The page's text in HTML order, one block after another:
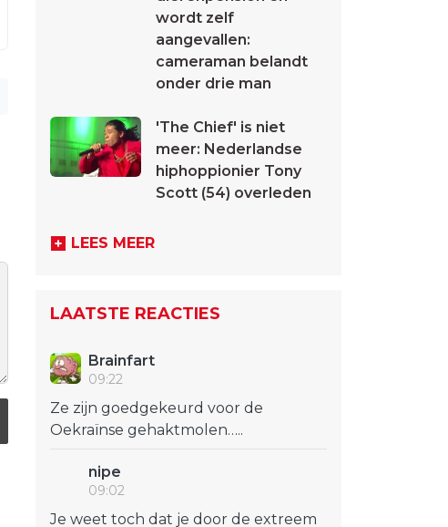
wordt zelf
aangevallen:
cameraman belandt
onder drie man
'The Chief' is niet
meer: Nederlandse
hiphoppionier Tony
Scott (54) overleden
LEES MEER
LAATSTE REACTIES
Brainfart
09:22
Ze zijn goedgekeurd voor de
Oekraïnse gehaktmolen…..
nipe
09:02
Je weet toch dat je door de extreem